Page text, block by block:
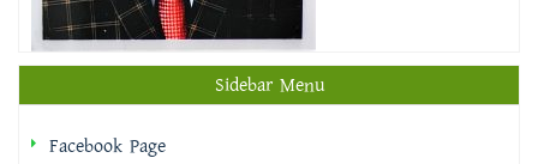
Sidebar Menu
Facebook Page